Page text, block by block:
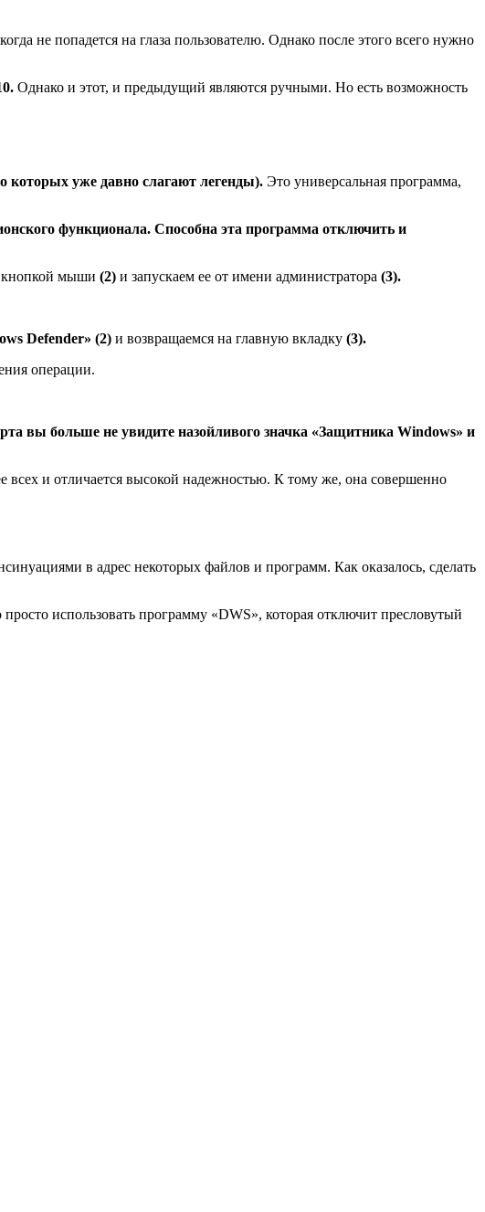
не попадется на глаза пользователю. Однако после этого всего нужно
Однако и этот, и предыдущий являются ручными. Но есть возможность
которых уже давно слагают легенды). Это универсальная программа,
функционала. Способна эта программа отключить и
кнопкой мыши (2) и запускаем ее от имени администратора (3).
Defender» (2) и возвращаемся на главную вкладку (3).
операции.
вы больше не увидите назойливого значка «Защитника Windows» и
всех и отличается высокой надежностью. К тому же, она совершенно
в адрес некоторых файлов и программ. Как оказалось, сделать
использовать программу «DWS», которая отключит пресловутый